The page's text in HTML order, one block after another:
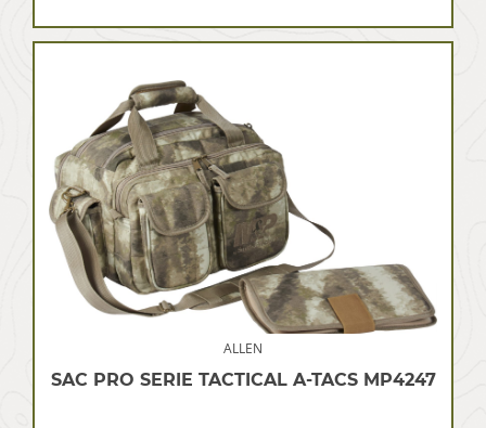
ALLEN
SAC PRO SERIE TACTICAL A-TACS MP4247